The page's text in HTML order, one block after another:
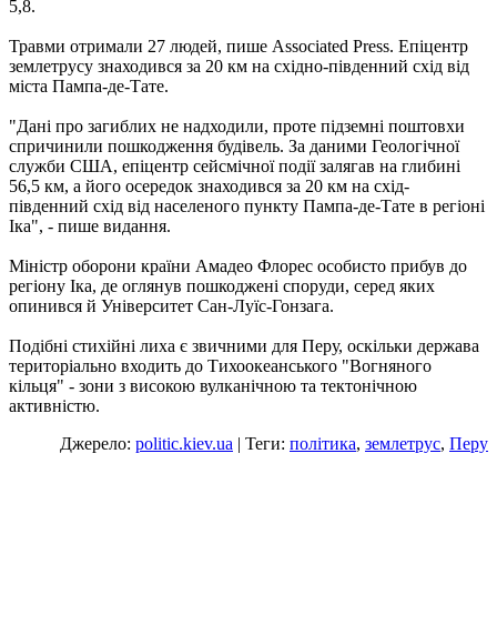
5,8.
Травми отримали 27 людей, пише Associated Press. Епіцентр
землетрусу знаходився за 20 км на східно-південний схід від
міста Пампа-де-Тате.
"Дані про загиблих не надходили, проте підземні поштовхи
спричинили пошкодження будівель. За даними Геологічної
служби США, епіцентр сейсмічної події залягав на глибині
56,5 км, а його осередок знаходився за 20 км на схід-
південний схід від населеного пункту Пампа-де-Тате в регіоні
Іка", - пише видання.
Міністр оборони країни Амадео Флорес особисто прибув до
регіону Іка, де оглянув пошкоджені споруди, серед яких
опинився й Університет Сан-Луїс-Гонзага.
Подібні стихійні лиха є звичними для Перу, оскільки держава
територіально входить до Тихоокеанського "Вогняного
кільця" - зони з високою вулканічною та тектонічною
активністю.
Джерело: politic.kiev.ua | Теги: політика, землетрус, Перу